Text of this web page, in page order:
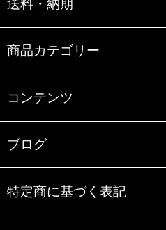
送料・納期
商品カテゴリー
コンテンツ
ブログ
特定商に基づく表記